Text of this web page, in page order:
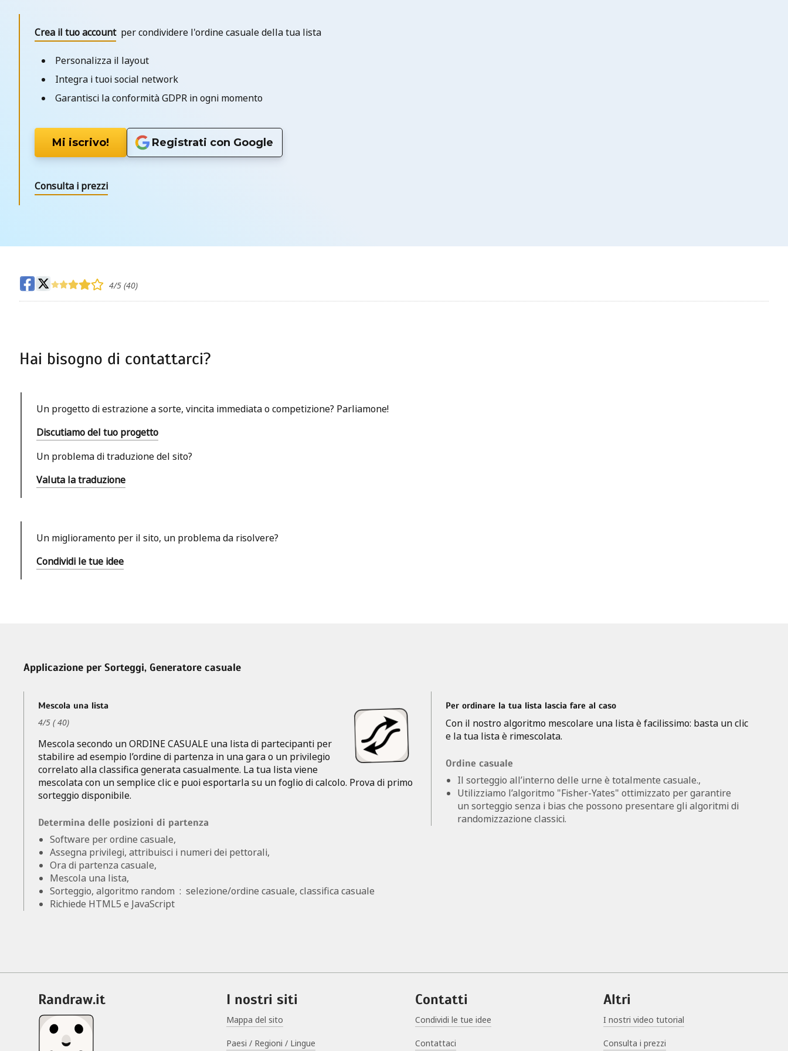
Crea il tuo accountper condividere l'ordine casuale della tua lista
Personalizza il layout
Integra i tuoi social network
Garantisci la conformità GDPR in ogni momento
Mi iscrivo! Registrati con Google
Consulta i prezzi
4/5 (40)
Hai bisogno di contattarci?
Un progetto di estrazione a sorte, vincita immediata o competizione? Parliamone!
Discutiamo del tuo progetto
Un problema di traduzione del sito?
Valuta la traduzione
Un miglioramento per il sito, un problema da risolvere?
Condividi le tue idee
Applicazione per Sorteggi, Generatore casuale
Per ordinare la tua lista lascia fare al caso
Con il nostro algoritmo mescolare una lista è facilissimo: basta un clic
e la tua lista è rimescolata.
Ordine casuale
Il sorteggio all’interno delle urne è totalmente casuale.,
Utilizziamo l’algoritmo "Fisher-Yates" ottimizzato per garantire
un sorteggio senza i bias che possono presentare gli algoritmi di
randomizzazione classici.
Mescola una lista
4/5 (40)
Mescola secondo un ORDINE CASUALE una lista di partecipanti per
stabilire ad esempio l’ordine di partenza in una gara o un privilegio
correlato alla classifica generata casualmente. La tua lista viene
mescolata con un semplice clic e puoi esportarla su un foglio di calcolo. Prova di primo
sorteggio disponibile.
Determina delle posizioni di partenza
Software per ordine casuale,
Assegna privilegi, attribuisci i numeri dei pettorali,
Ora di partenza casuale,
Mescola una lista,
Sorteggio, algoritmo random : selezione/ordine casuale, classifica casuale
Richiede HTML5 e JavaScript
randraw.it I nostri siti
Mappa del sito
Paesi / Regioni / Lingue
Contatti
Condividi le tue idee
Contattaci
Altri
I nostri video tutorial
Consulta i prezzi